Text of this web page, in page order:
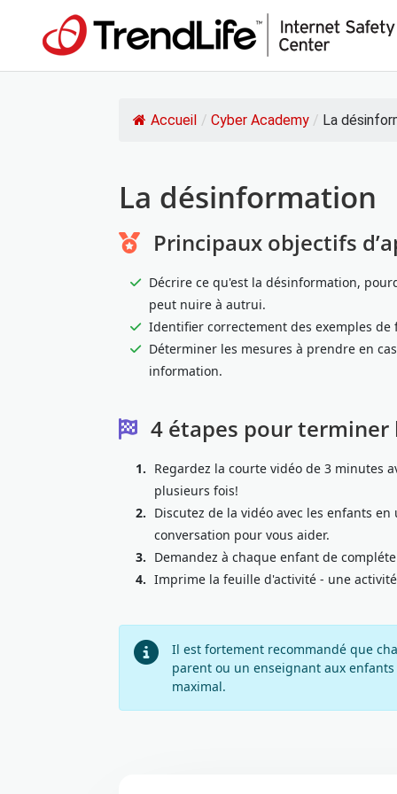
Accueil / Cyber Academy / La
La désinformation
Principaux objectifs
Décrire ce qu'est la désinformation,
peut nuire à autrui.
Identifier correctement des exemples de
Déterminer les mesures à prendre en
information.
4 étapes pour terminer
1. Regardez la courte vidéo de 3 minutes
plusieurs fois!
2. Discutez de la vidéo avec les enfants
conversation pour vous aider.
3. Demandez à chaque enfant de
4. Imprime la feuille d'activité - une
Il est fortement recommandé que
parent ou un enseignant aux
maximal.